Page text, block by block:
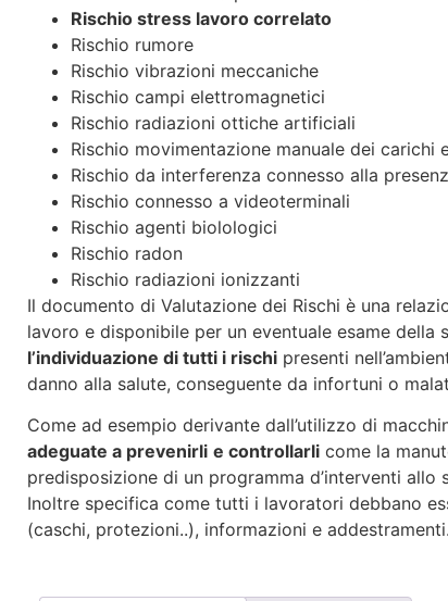
Rischio stress lavoro correlato
Rischio rumore
Rischio vibrazioni meccaniche
Rischio campi elettromagnetici
Rischio radiazioni ottiche artificiali
Rischio movimentazione manuale dei
Rischio da interferenza connesso alla
Rischio connesso a videoterminali
Rischio agenti biolologici
Rischio radon
Rischio radiazioni ionizzanti
Il documento di Valutazione dei Rischi è una
lavoro e disponibile per un eventuale esame
l’individuazione di tutti i rischi presenti
danno alla salute, conseguente da infortuni o
Come ad esempio derivante dall’utilizzo di
adeguate a prevenirli e controllarli come la
predisposizione di un programma d’interventi
Inoltre specifica come tutti i lavoratori debbano
(caschi, protezioni..), informazioni e addestramenti.